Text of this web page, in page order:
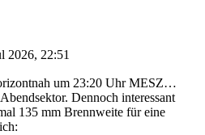
2026, 22:51
um 23:20 Uhr MESZ…
Dennoch interessant
135 mm Brennweite für eine